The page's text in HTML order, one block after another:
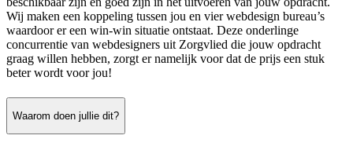
Wij maken een koppeling tussen jou en vier webdesign bureau’s
waardoor er een win-win situatie ontstaat. Deze onderlinge
concurrentie van webdesigners uit Zorgvlied die jouw opdracht
graag willen hebben, zorgt er namelijk voor dat de prijs een stuk
beter wordt voor jou!
Waarom doen jullie dit?